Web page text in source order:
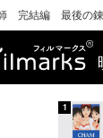
完結編 最後の錬
1